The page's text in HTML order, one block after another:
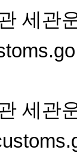
세관
세관